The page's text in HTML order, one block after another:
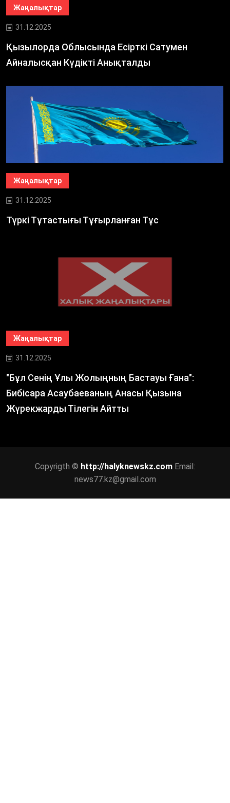
Жаңалықтар
31.12.2025
Қызылорда Облысында Есірткі Сатумен
Айналысқан Күдікті Анықталды
Жаңалықтар
31.12.2025
Түркі Тұтастығы Тұғырланған Тұс
Жаңалықтар
31.12.2025
"Бұл Сенің Ұлы Жолыңның Бастауы Ғана":
Бибісара Асаубаеваның Анасы Қызына
Жүрекжарды Тілегін Айтты
Copyrigth © http://halyknewskz.com Email:
news77.kz@gmail.com